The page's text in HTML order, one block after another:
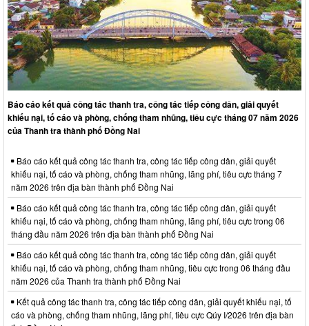
Báo cáo kết quả công tác thanh tra, công tác tiếp công dân, giải quyết
khiếu nại, tố cáo và phòng, chống tham nhũng, tiêu cực tháng 07 năm 2026
của Thanh tra thành phố Đồng Nai
Báo cáo kết quả công tác thanh tra, công tác tiếp công dân, giải quyết
khiếu nại, tố cáo và phòng, chống tham nhũng, lãng phí, tiêu cực tháng 7
năm 2026 trên địa bàn thành phố Đồng Nai
Báo cáo kết quả công tác thanh tra, công tác tiếp công dân, giải quyết
khiếu nại, tố cáo và phòng, chống tham nhũng, lãng phí, tiêu cực trong 06
tháng đầu năm 2026 trên địa bàn thành phố Đồng Nai
Báo cáo kết quả công tác thanh tra, công tác tiếp công dân, giải quyết
khiếu nại, tố cáo và phòng, chống tham nhũng, tiêu cực trong 06 tháng đầu
năm 2026 của Thanh tra thành phố Đồng Nai
Kết quả công tác thanh tra, công tác tiếp công dân, giải quyết khiếu nại, tố
cáo và phòng, chống tham nhũng, lãng phí, tiêu cực Qúy I/2026 trên địa bàn